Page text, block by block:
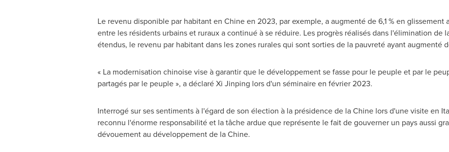
Le revenu disponible par habitant en Chine en 2023, par exemple, a augmenté de 6,1 % en
entre les résidents urbains et ruraux a continué à se réduire. Les progrès réalisés dans l'élimination de
étendus, le revenu par habitant dans les zones rurales qui sont sorties de la pauvreté ayant augmenté
« La modernisation chinoise vise à garantir que le développement se fasse pour le peuple et par le
partagés par le peuple », a déclaré Xi Jinping lors d'un séminaire en février 2023.
Interrogé sur ses sentiments à l'égard de son élection à la présidence de la Chine lors d'une visite en
reconnu l'énorme responsabilité et la tâche ardue que représente le fait de gouverner un pays aussi
dévouement au développement de la Chine.